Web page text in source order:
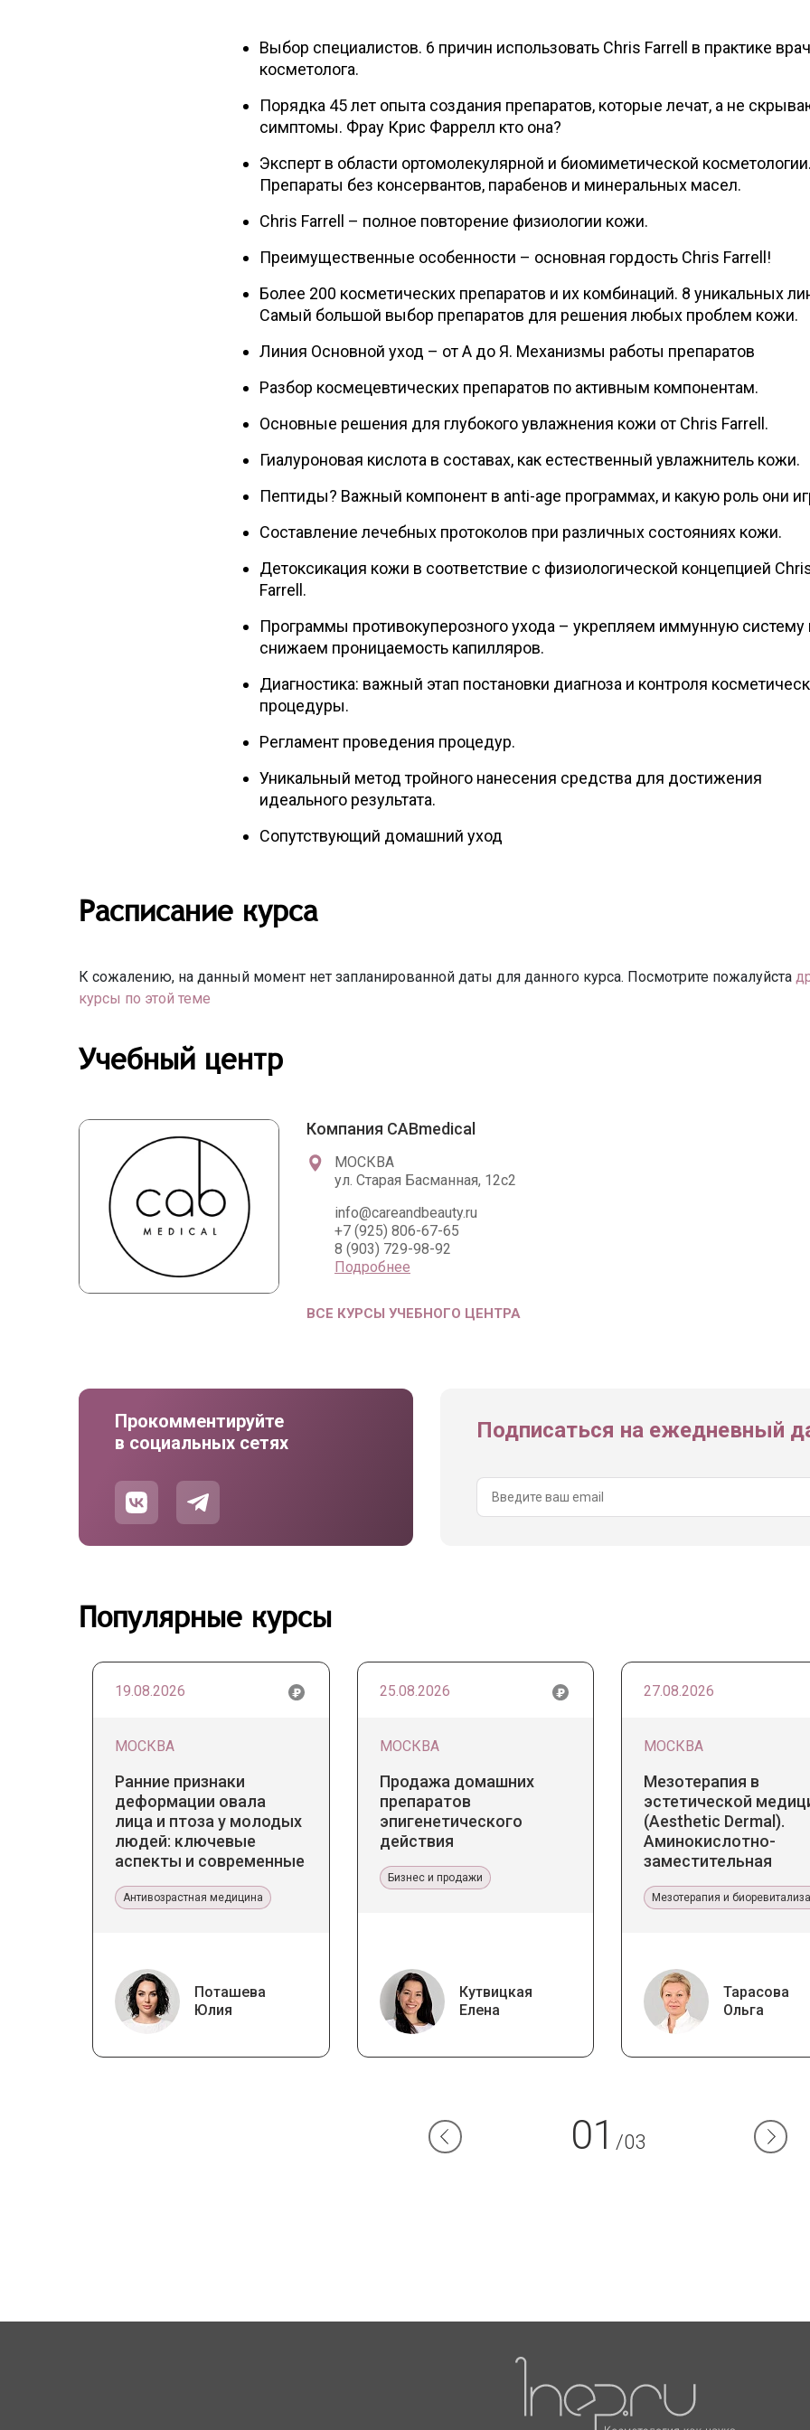
Выбор специалистов. 6 причин использовать Chris Farrell в практике
косметолога.
Порядка 45 лет опыта создания препаратов, которые лечат, а не
симптомы. Фрау Крис Фаррелл кто она?
Эксперт в области ортомолекулярной и биомиметической косметологии.
Препараты без консервантов, парабенов и минеральных масел.
Chris Farrell – полное повторение физиологии кожи.
Преимущественные особенности – основная гордость Chris Farrell!
Более 200 косметических препаратов и их комбинаций. 8 уникальных
Самый большой выбор препаратов для решения любых проблем кожи.
Линия Основной уход – от А до Я. Механизмы работы препаратов
Разбор космецевтических препаратов по активным компонентам.
Основные решения для глубокого увлажнения кожи от Chris Farrell.
Гиалуроновая кислота в составах, как естественный увлажнитель кожи.
Пептиды? Важный компонент в anti-age программах, и какую роль они
Составление лечебных протоколов при различных состояниях кожи.
Детоксикация кожи в соответствие с физиологической концепцией
Farrell.
Программы противокуперозного ухода – укрепляем иммунную систему
снижаем проницаемость капилляров.
Диагностика: важный этап постановки диагноза и контроля
процедуры.
Регламент проведения процедур.
Уникальный метод тройного нанесения средства для достижения
идеального результата.
Сопутствующий домашний уход
Расписание курса
К сожалению, на данный момент нет запланированной даты для данного курса. Посмотрите пожалуйста
курсы по этой теме
Учебный центр
Компания CABmedical
МОСКВА
ул. Старая Басманная, 12с2
info@careandbeauty.ru
+7 (925) 806-67-65
8 (903) 729-98-92
Подробнее
ВСЕ КУРСЫ УЧЕБНОГО ЦЕНТРА
Прокомментируйте
в социальных сетях
Подписаться на ежедневный
Популярные курсы
19.08.2026
МОСКВА
Ранние признаки
деформации овала
лица и птоза у молодых
людей: ключевые
аспекты и современные
Антивозрастная медицина
Поташева
Юлия
25.08.2026
МОСКВА
Продажа домашних
препаратов
эпигенетического
действия
Бизнес и продажи
Кутвицкая
Елена
27.08.2026
МОСКВА
Мезотерапия в
эстетической
(Aesthetic Dermal).
Аминокислотно-
заместительная
Мезотерапия и
Тарасова
Ольга
01 /03